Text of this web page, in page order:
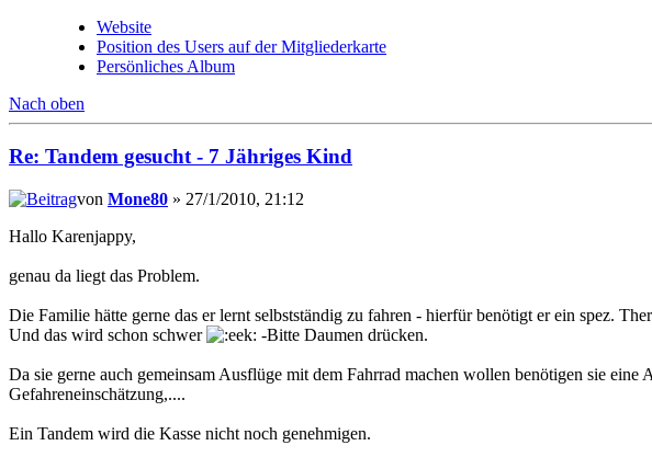
Website
Position des Users auf der Mitgliederkarte
Persönliches Album
Nach oben
Re: Tandem gesucht - 7 Jähriges Kind
von Mone80 » 27/1/2010, 21:12
Hallo Karenjappy,
genau da liegt das Problem.
Die Familie hätte gerne das er lernt selbstständig zu fahren - hierfür benötigt er ein spez.
Und das wird schon schwer
-Bitte Daumen drücken.
Da sie gerne auch gemeinsam Ausflüge mit dem Fahrrad machen wollen benötigen sie
Gefahreneinschätzung,....
Ein Tandem wird die Kasse nicht noch genehmigen.